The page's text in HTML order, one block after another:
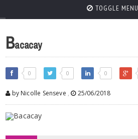
TOGGLE MENU
Bacacay
0 0 0
by Nicolle Senseve , 25/06/2018